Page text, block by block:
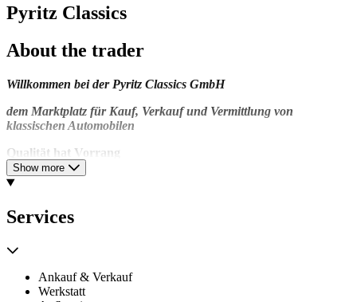
Pyritz Classics
About the trader
Willkommen bei der Pyritz Classics GmbH
dem Marktplatz für Kauf, Verkauf und Vermittlung von
klassischen Automobilen
Qualität hat Vorrang
Der Markt für klassische Automobile ist groß. Nur ein kleiner Teil
konsequent mit unserem Angebot von ca. 40 bis 50 Fahrzeugen auf
die Spitzen-Qualitäten bei jedem einzelnen angebotenen
gut erhaltene Original-Fahrzeuge oder besonders rare Exemplare
Das können niemals die billigsten Exemplare sein. Aber das
Show more
Services
Ankauf & Verkauf
Werkstatt